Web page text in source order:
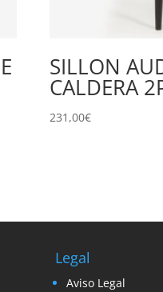
SILLON
CALDERA
231,00€
Legal
Aviso Legal